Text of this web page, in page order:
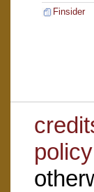
Finsider
policy